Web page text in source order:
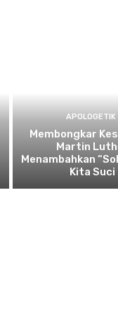
APOLOGETIK
Membongkar
Martin
Menambahkan
Kita Suci